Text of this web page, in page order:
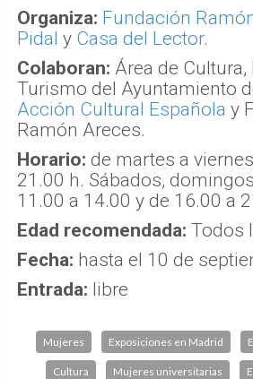
Organiza: Fundación
Pidal y Casa del Lector.
Colaboran: Área de
Turismo del Ayuntamiento
Acción Cultural Española y
Ramón Areces.
Horario: de martes a
21.00 h. Sábados,
11.00 a 14.00 y de 16.00 a
Edad recomendada: Todos
Fecha: hasta el 10 de
Entrada: libre
Mujeres Exposiciones en Madrid
Cultura Mujeres universitarias